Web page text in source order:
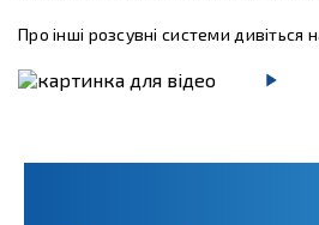
Про інші розсувні системи дивіться